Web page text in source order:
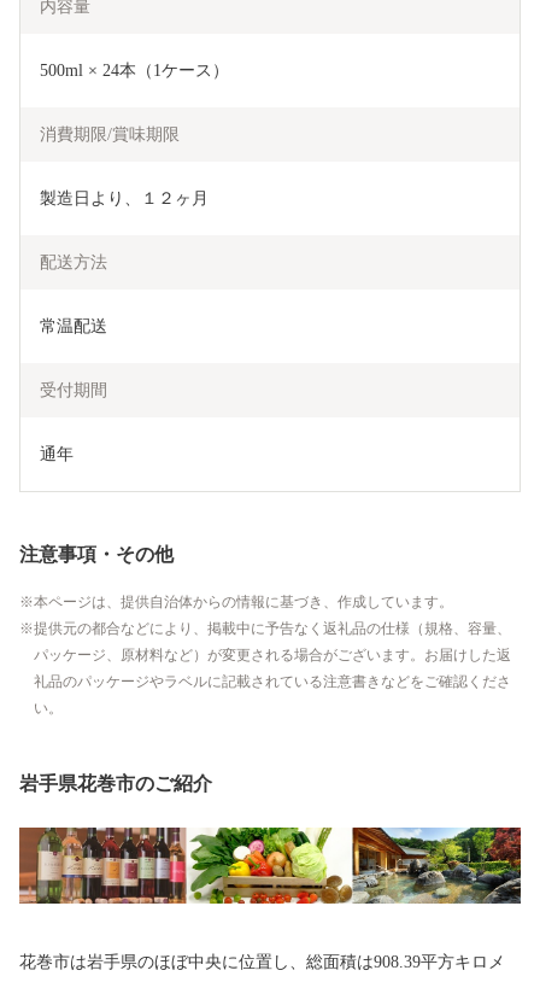
内容量
500ml × 24本（1ケース）
消費期限/賞味期限
製造日より、１２ヶ月
配送方法
常温配送
受付期間
通年
注意事項・その他
本ページは、提供自治体からの情報に基づき、作成しています。
提供元の都合などにより、掲載中に予告なく返礼品の仕様（規格、容量、
パッケージ、原材料など）が変更される場合がございます。お届けした返
礼品のパッケージやラベルに記載されている注意書きなどをご確認くださ
い。
岩手県花巻市のご紹介
花巻市は岩手県のほぼ中央に位置し、総面積は908.39平方キロメ